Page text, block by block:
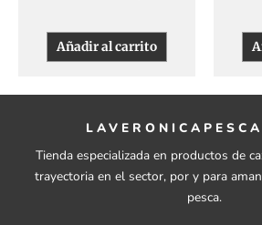
Añadir al carrito
Tienda especializada en productos de
trayectoria en el sector, por y para
pesca.